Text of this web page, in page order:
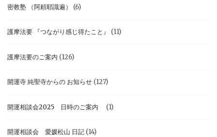
密教塾 （阿頼耶識遍） (6)
護摩法要 『つながり感じ得たこと』 (11)
護摩法要のご案内 (126)
開運寺 純聖寺からの お知らせ (127)
開運相談会2025 日時のご案内 (1)
開運相談会 愛媛松山 日記 (14)